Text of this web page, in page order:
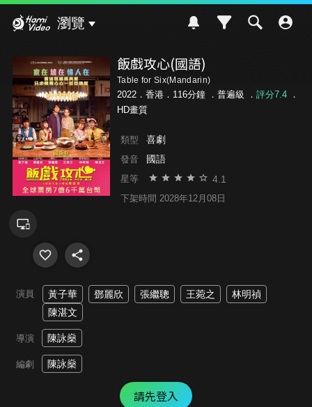
瀏覽
飯戲攻心(國語)
Table for Six(Mandarin)
2022．香港．116分鐘 ． 普遍級 ． 評分7.4．
HD畫質
類型 喜劇
發音 國語
星等 4.1
下架時間 2028年12月08日
演員 黃子華 鄧麗欣 張繼聰 王菀之
林明禎
陳湛文
導演 陳詠燊
編劇 陳詠燊
請先登入